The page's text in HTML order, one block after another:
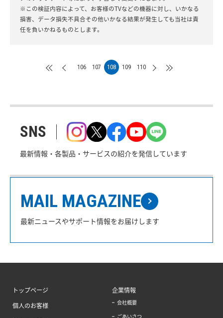
※この検証内容によって、お客様のTVなどの機器に対し、いかなる
損害、データ損失不具合その他いかなる結果が発生しても当社は責
任を負いかねるものとします。
106 107 108 109 110
SNS
最新情報・各製品・サービスの紹介を発信しています
MAIL MAGAZINE
最新ニュースやサポート情報をお届けします
トップページ
個人のお客様
企業情報
会社概要
ごあいさつ